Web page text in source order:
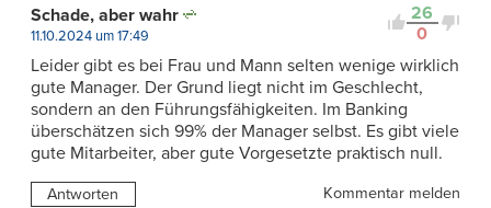
26
0
Schade, aber wahr
11.10.2024 um 17:49
Leider gibt es bei Frau und Mann selten wenige wirklich
gute Manager. Der Grund liegt nicht im Geschlecht,
sondern an den Führungsfähigkeiten. Im Banking
überschätzen sich 99% der Manager selbst. Es gibt viele
gute Mitarbeiter, aber gute Vorgesetzte praktisch null.
Antworten Kommentar melden